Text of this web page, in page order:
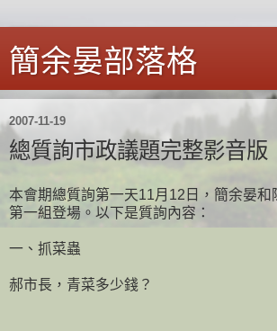
簡余晏部落格
2007-11-19
總質詢市政議題完整影音版
本會期總質詢第一天11月12日，簡余晏和
第一組登場。以下是質詢內容：
一、抓菜蟲
郝市長，青菜多少錢？